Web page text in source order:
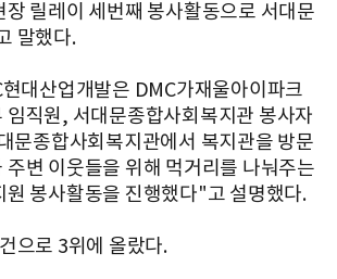
장 릴레이 세번째 봉사활동으로 서대문
말했다.
대산업개발은 DMC가재울아이파크
임직원, 서대문종합사회복지관 봉사자
문종합사회복지관에서 복지관을 방문
주변 이웃들을 위해 먹거리를 나눠주는
원 봉사활동을 진행했다"고 설명했다.
으로 3위에 올랐다.